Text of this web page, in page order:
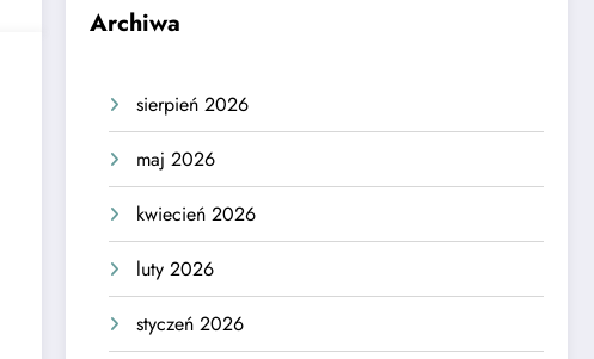
Archiwa
sierpień 2026
maj 2026
kwiecień 2026
luty 2026
styczeń 2026